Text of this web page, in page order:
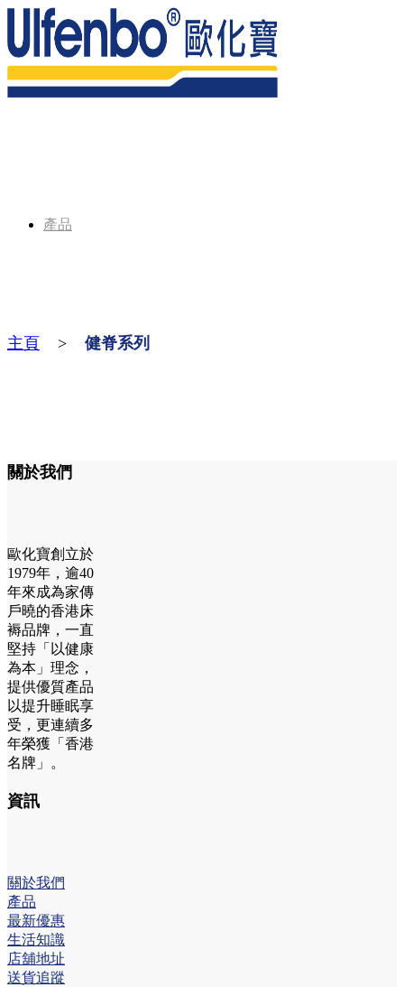
產品
主頁 > 健脊系列
關於我們
歐化寶創立於
1979年，逾40
年來成為家傳
戶曉的香港床
褥品牌，一直
堅持「以健康
為本」理念，
提供優質產品
以提升睡眠享
受，更連續多
年榮獲「香港
名牌」。
資訊
關於我們
產品
最新優惠
生活知識
店舖地址
送貨追蹤